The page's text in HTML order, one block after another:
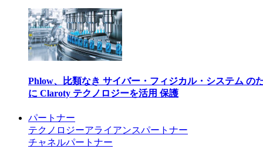
Phlow、比類なき サイバー・フィジカル・システム の
に Claroty テクノロジーを活用 保護
パートナー
テクノロジーアライアンスパートナー
チャネルパートナー